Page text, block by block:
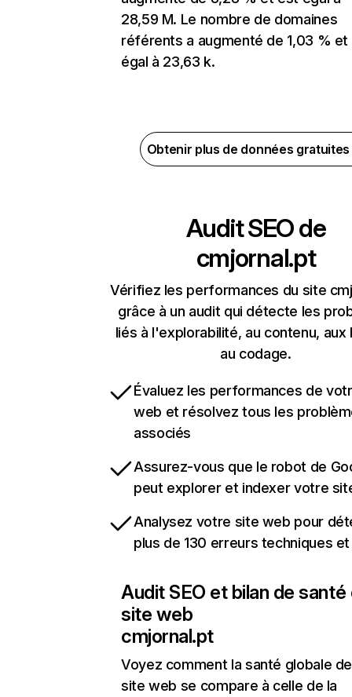
28,59 M. Le nombre de domaines
référents a augmenté de 1,03 %
égal à 23,63 k.
Obtenir plus de données
Audit SEO de
cmjornal.pt
Vérifiez les performances du site
grâce à un audit qui détecte les
liés à l'explorabilité, au contenu, aux
au codage.
Évaluez les performances de
web et résolvez tous les
associés
Assurez-vous que le robot de
peut explorer et indexer votre
Analysez votre site web pour
plus de 130 erreurs techniques et
Audit SEO et bilan de santé
site web
cmjornal.pt
Voyez comment la santé globale
site web se compare à celle de la